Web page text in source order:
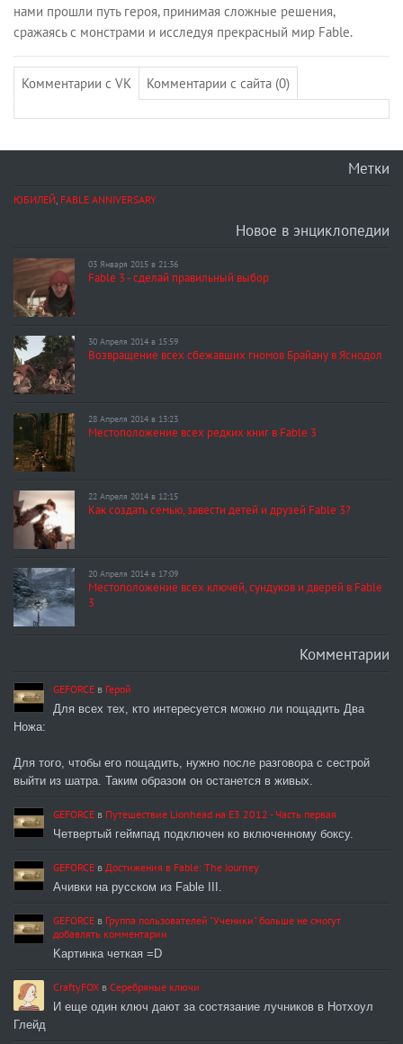
нами прошли путь героя, принимая сложные решения,
сражаясь с монстрами и исследуя прекрасный мир Fable.
Комментарии с VK Комментарии с сайта (0)
Метки
ЮБИЛЕЙ FABLE ANNIVERSARY
Новое в энциклопедии
03 Января 2015 в 21:36
Fable 3 - сделай правильный выбор
30 Апреля 2014 в 15:59
Возвращение всех сбежавших гномов Брайану в Яснодол
28 Апреля 2014 в 13:23
Местоположение всех редких книг в Fable 3
22 Апреля 2014 в 12:15
Как создать семью, завести детей и друзей Fable 3?
20 Апреля 2014 в 17:09
Местоположение всех ключей, сундуков и дверей в Fable
3
Комментарии
GEFORCE в Герой
Для всех тех, кто интересуется можно ли пощадить Два
Ножа:
Для того, чтобы его пощадить, нужно после разговора с сестрой
выйти из шатра. Таким образом он останется в живых.
GEFORCE в Путешествие Lionhead на E3 2012 - Часть первая
Четвертый геймпад подключен ко включенному боксу.
GEFORCE в Достижения в Fable: The Journey
Ачивки на русском из Fable III.
GEFORCE в Группа пользователей "Ученики" больше не смогут
добавлять комментарии
Kартинка четкая =D
CraftyFOX в Серебряные ключи
И еще один ключ дают за состязание лучников в Нотхоул
Глейд